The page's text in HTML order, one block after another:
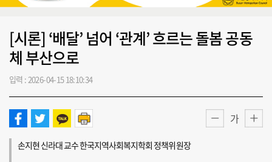
[시론] ‘배달’ 넘어 ‘관계’ 흐르는 돌봄 공동
체 부산으로
입력 : 2026-04-15 18:10:34
가
손지현 신라대 교수 한국지역사회복지학회 정책위원장